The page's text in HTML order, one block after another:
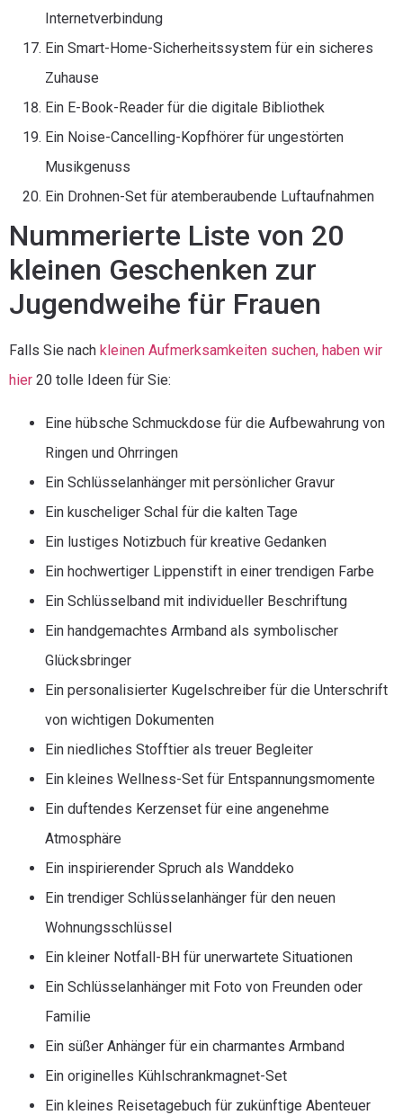
Internetverbindung
Ein Smart-Home-Sicherheitssystem für ein sicheres
Zuhause
Ein E-Book-Reader für die digitale Bibliothek
Ein Noise-Cancelling-Kopfhörer für ungestörten
Musikgenuss
Ein Drohnen-Set für atemberaubende Luftaufnahmen
Nummerierte Liste von 20
kleinen Geschenken zur
Jugendweihe für Frauen
Falls Sie nach kleinen Aufmerksamkeiten suchen, haben wir
hier 20 tolle Ideen für Sie:
Eine hübsche Schmuckdose für die Aufbewahrung von
Ringen und Ohrringen
Ein Schlüsselanhänger mit persönlicher Gravur
Ein kuscheliger Schal für die kalten Tage
Ein lustiges Notizbuch für kreative Gedanken
Ein hochwertiger Lippenstift in einer trendigen Farbe
Ein Schlüsselband mit individueller Beschriftung
Ein handgemachtes Armband als symbolischer
Glücksbringer
Ein personalisierter Kugelschreiber für die Unterschrift
von wichtigen Dokumenten
Ein niedliches Stofftier als treuer Begleiter
Ein kleines Wellness-Set für Entspannungsmomente
Ein duftendes Kerzenset für eine angenehme
Atmosphäre
Ein inspirierender Spruch als Wanddeko
Ein trendiger Schlüsselanhänger für den neuen
Wohnungsschlüssel
Ein kleiner Notfall-BH für unerwartete Situationen
Ein Schlüsselanhänger mit Foto von Freunden oder
Familie
Ein süßer Anhänger für ein charmantes Armband
Ein originelles Kühlschrankmagnet-Set
Ein kleines Reisetagebuch für zukünftige Abenteuer